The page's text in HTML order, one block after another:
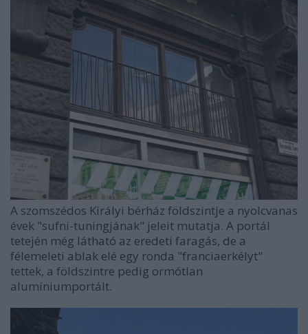
A szomszédos Királyi bérház földszintje a nyolcvanas
évek "sufni-tuningjának" jeleit mutatja. A portál
tetején még látható az eredeti faragás, de a
félemeleti ablak elé egy ronda "franciaerkélyt"
tettek, a földszintre pedig ormótlan
alumíniumportált.